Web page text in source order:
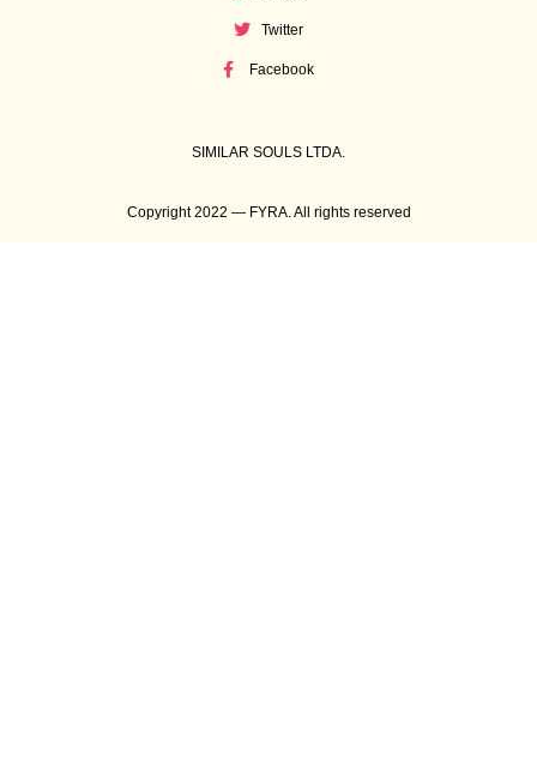
Twitter
Facebook
SIMILAR SOULS LTDA.
Copyright 2022 — FYRA. All rights reserved